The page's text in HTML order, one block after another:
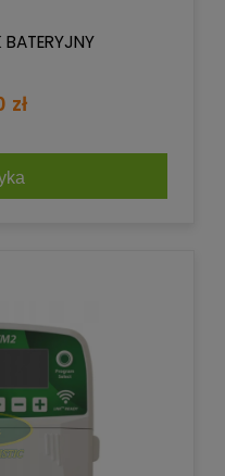
BATERYJNY
zł